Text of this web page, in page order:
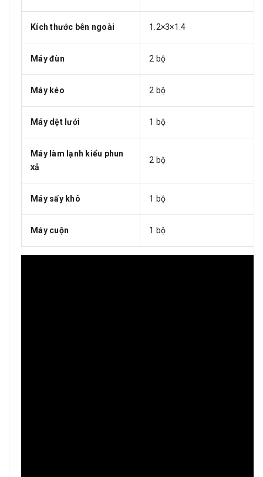
Kích thước bên ngoài 1.2×3×1.4
Máy đùn 2 bộ
Máy kéo 2 bộ
Máy dệt lưới 1 bộ
Máy làm lạnh kiểu phun
xả
2 bộ
Máy sấy khô 1 bộ
Máy cuộn 1 bộ